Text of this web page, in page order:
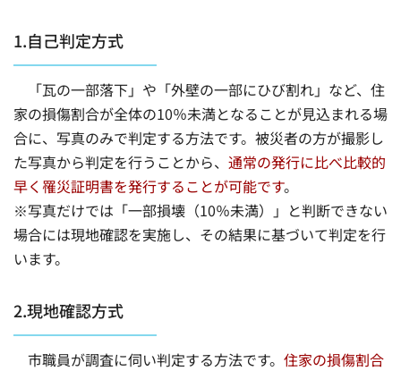
1.自己判定方式
「瓦の一部落下」や「外壁の一部にひび割れ」など、住
家の損傷割合が全体の10％未満となることが見込まれる場
合に、写真のみで判定する方法です。被災者の方が撮影し
た写真から判定を行うことから、 通常の発行に比べ比較的
早く罹災証明書を発行することが可能です。
※写真だけでは「一部損壊（10％未満）」と判断できない
場合には現地確認を実施し、その結果に基づいて判定を行
います。
2.現地確認方式
市職員が調査に伺い判定する方法です。 住家の損傷割合